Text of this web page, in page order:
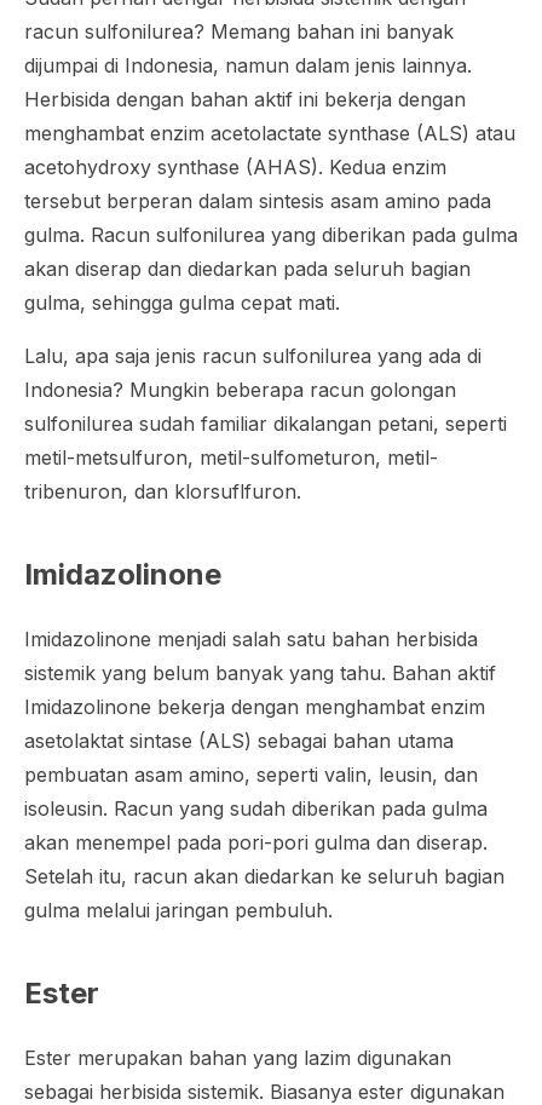
racun sulfonilurea? Memang bahan ini banyak
dijumpai di Indonesia, namun dalam jenis lainnya.
Herbisida dengan bahan aktif ini bekerja dengan
menghambat enzim acetolactate synthase (ALS) atau
acetohydroxy synthase (AHAS). Kedua enzim
tersebut berperan dalam sintesis asam amino pada
gulma. Racun sulfonilurea yang diberikan pada gulma
akan diserap dan diedarkan pada seluruh bagian
gulma, sehingga gulma cepat mati.
Lalu, apa saja jenis racun sulfonilurea yang ada di
Indonesia? Mungkin beberapa racun golongan
sulfonilurea sudah familiar dikalangan petani, seperti
metil-metsulfuron, metil-sulfometuron, metil-
tribenuron, dan klorsuflfuron.
Imidazolinone
Imidazolinone menjadi salah satu bahan herbisida
sistemik yang belum banyak yang tahu. Bahan aktif
Imidazolinone bekerja dengan menghambat enzim
asetolaktat sintase (ALS) sebagai bahan utama
pembuatan asam amino, seperti valin, leusin, dan
isoleusin. Racun yang sudah diberikan pada gulma
akan menempel pada pori-pori gulma dan diserap.
Setelah itu, racun akan diedarkan ke seluruh bagian
gulma melalui jaringan pembuluh.
Ester
Ester merupakan bahan yang lazim digunakan
sebagai herbisida sistemik. Biasanya ester digunakan